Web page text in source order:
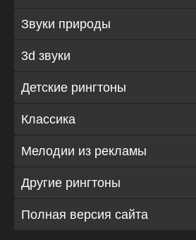
Звуки природы
3d звуки
Детские рингтоны
Классика
Мелодии из рекламы
Другие рингтоны
Полная версия сайта